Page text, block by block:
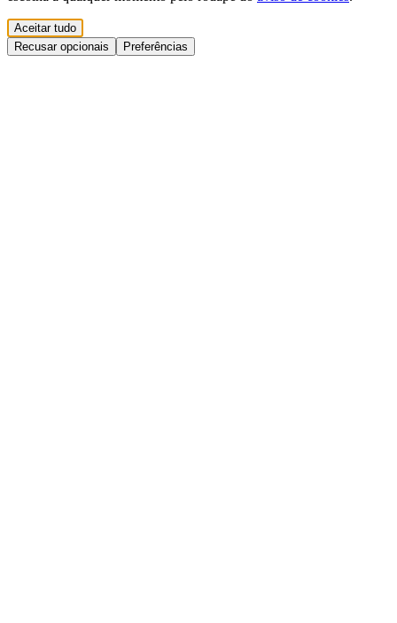
Aceitar tudo
Recusar opcionais
Preferências